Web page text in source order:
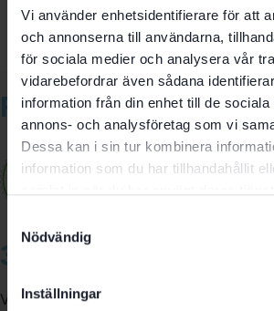
Vi använder enhetsidentifierare för att
och annonserna till användarna,
för sociala medier och analysera vår
vidarebefordrar även sådana
information från din enhet till de sociala
annons- och analysföretag som vi
Dessa kan i sin tur kombinera
information som du har tillhandahållit
Nödvändig
Inställningar
Relaterade
3A Byggdelen
Vi är återförsäljare av elverktyg,